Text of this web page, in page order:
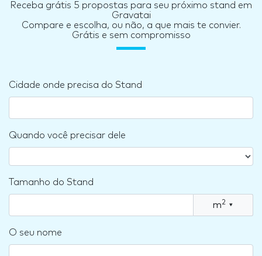
Receba grátis 5 propostas para seu próximo stand em
Gravatai
Compare e escolha, ou não, a que mais te convier.
Grátis e sem compromisso
Cidade onde precisa do Stand
Quando você precisar dele
Tamanho do Stand
m2 ▾
O seu nome